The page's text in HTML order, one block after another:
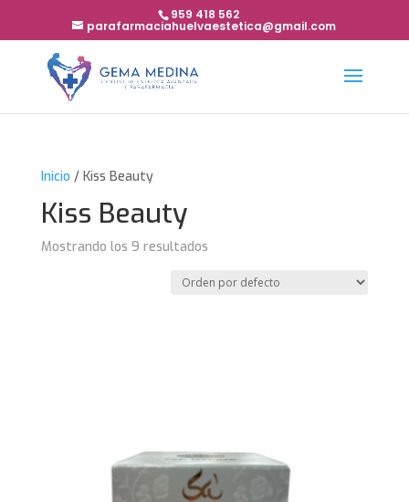
959 418 562
parafarmaciahuelvaestetica@gmail.com
Inicio / Kiss Beauty
Kiss Beauty
Mostrando los 9 resultados